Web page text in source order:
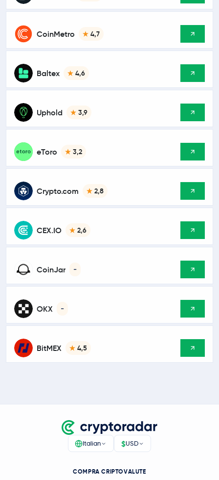
CoinMetro 4,7
Baltex 4,6
Uphold 3,9
eToro 3,2
Crypto.com 2,8
CEX.IO 2,6
CoinJar -
OKX -
BitMEX 4,5
Italian $USD
COMPRA CRIPTOVALUTE